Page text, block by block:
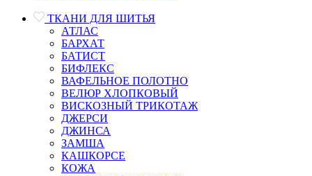
ТКАНИ ДЛЯ ШИТЬЯ
АТЛАС
БАРХАТ
БАТИСТ
БИФЛЕКС
ВАФЕЛЬНОЕ ПОЛОТНО
ВЕЛЮР ХЛОПКОВЫЙ
ВИСКОЗНЫЙ ТРИКОТАЖ
ДЖЕРСИ
ДЖИНСА
ЗАМША
КАШКОРСЕ
КОЖА